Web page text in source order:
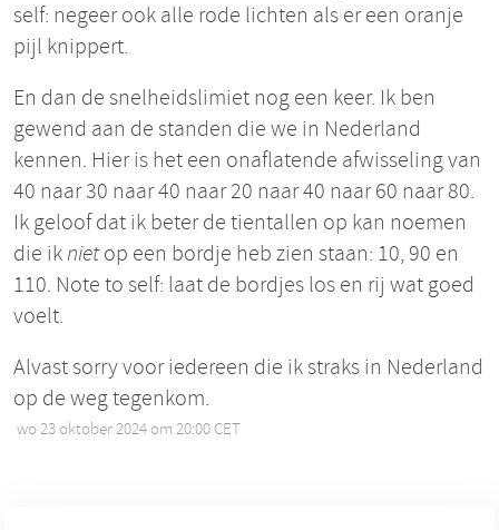
self: negeer ook alle rode lichten als er een oranje
pijl knippert.
En dan de snelheidslimiet nog een keer. Ik ben
gewend aan de standen die we in Nederland
kennen. Hier is het een onaflatende afwisseling van
40 naar 30 naar 40 naar 20 naar 40 naar 60 naar 80.
Ik geloof dat ik beter de tientallen op kan noemen
die ik nietop een bordje heb zien staan: 10, 90 en
110. Note to self: laat de bordjes los en rij wat goed
voelt.
Alvast sorry voor iedereen die ik straks in Nederland
op de weg tegenkom.
wo 23 oktober 2024 om 20:00 CET